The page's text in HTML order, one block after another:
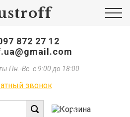
872 27 12
Пн.-Вс. с 9:00 до 18:00
звонок
0